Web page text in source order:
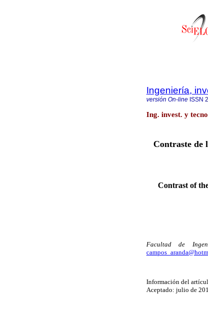
Ingeniería,
versión On-line ISSN
Ing. invest. y
Contraste de
Contrast of
Facultad de
Información del
Aceptado: julio de